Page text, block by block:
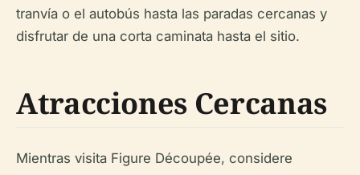
tranvía o el autobús hasta las paradas cercanas y
disfrutar de una corta caminata hasta el sitio.
Atracciones Cercanas
Mientras visita Figure Découpée, considere